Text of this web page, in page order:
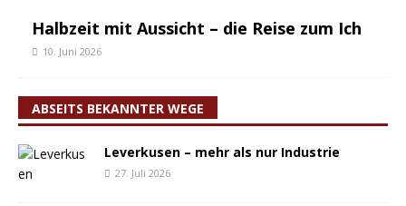
Halbzeit mit Aussicht – die Reise zum Ich
10. Juni 2026
ABSEITS BEKANNTER WEGE
Leverkusen – mehr als nur Industrie
27. Juli 2026